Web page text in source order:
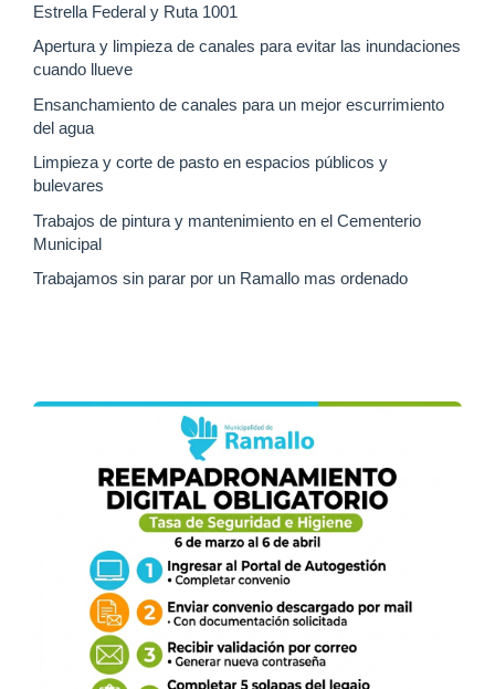
Estrella Federal y Ruta 1001
Apertura y limpieza de canales para evitar las inundaciones
cuando llueve
Ensanchamiento de canales para un mejor escurrimiento
del agua
Limpieza y corte de pasto en espacios públicos y
bulevares
Trabajos de pintura y mantenimiento en el Cementerio
Municipal
Trabajamos sin parar por un Ramallo mas ordenado